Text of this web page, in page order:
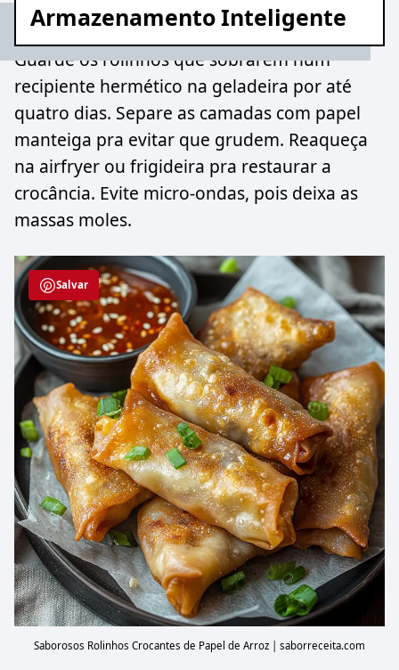
Armazenamento Inteligente
Guarde os rolinhos que sobrarem num
recipiente hermético na geladeira por até
quatro dias. Separe as camadas com papel
manteiga pra evitar que grudem. Reaqueça
na airfryer ou frigideira pra restaurar a
crocância. Evite micro-ondas, pois deixa as
massas moles.
Salvar
Saborosos Rolinhos Crocantes de Papel de Arroz | saborreceita.com